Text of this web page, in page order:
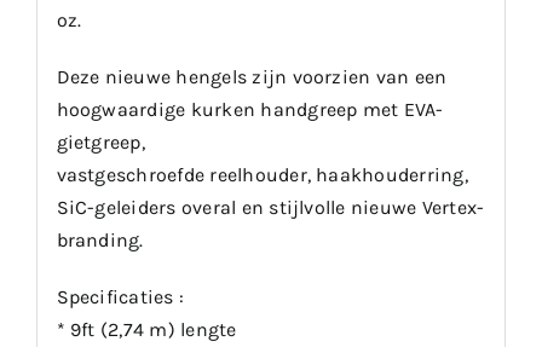
oz.
Deze nieuwe hengels zijn voorzien van een
hoogwaardige kurken handgreep met EVA-
gietgreep,
vastgeschroefde reelhouder, haakhouderring,
SiC-geleiders overal en stijlvolle nieuwe Vertex-
branding.
Specificaties :
* 9ft (2,74 m) lengte